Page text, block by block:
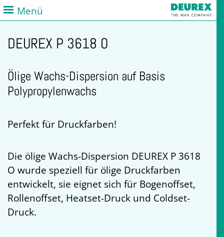
Menü
DEUREX P 3618 O
Ölige Wachs-Dispersion auf Basis
Polypropylenwachs
Perfekt für Druckfarben!
Die ölige Wachs-Dispersion DEUREX P 3618
O wurde speziell für ölige Druckfarben
entwickelt, sie eignet sich für Bogenoffset,
Rollenoffset, Heatset-Druck und Coldset-
Druck.